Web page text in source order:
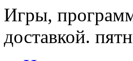
Игры,
доставкой.